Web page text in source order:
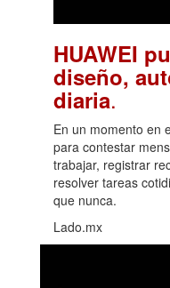
HUAWEI
diseño,
diaria.
En un momento en
para contestar
trabajar, registrar
resolver tareas
que nunca.
Lado.mx